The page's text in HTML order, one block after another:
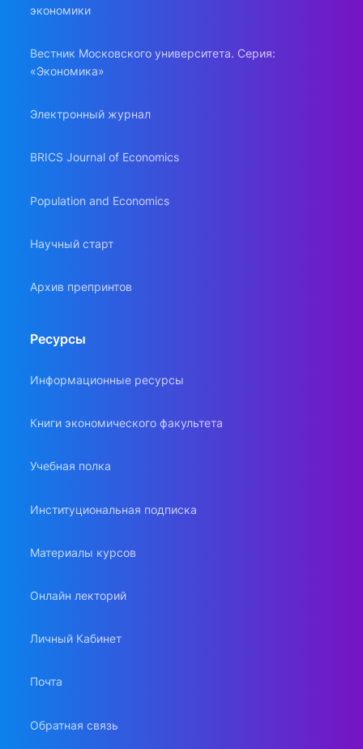
экономики
Вестник Московского университета. Серия:
«Экономика»
Электронный журнал
BRICS Journal of Economics
Population and Economics
Научный старт
Архив препринтов
Ресурсы
Информационные ресурсы
Книги экономического факультета
Учебная полка
Институциональная подписка
Материалы курсов
Онлайн лекторий
Личный Кабинет
Почта
Обратная связь